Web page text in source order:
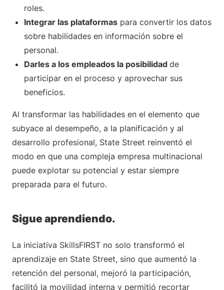
roles.
Integrar las plataformas para convertir los datos
sobre habilidades en información sobre el
personal.
Darles a los empleados la posibilidad de
participar en el proceso y aprovechar sus
beneficios.
Al transformar las habilidades en el elemento que
subyace al desempeño, a la planificación y al
desarrollo profesional, State Street reinventó el
modo en que una compleja empresa multinacional
puede explotar su potencial y estar siempre
preparada para el futuro.
Sigue aprendiendo.
La iniciativa SkillsFIRST no solo transformó el
aprendizaje en State Street, sino que aumentó la
retención del personal, mejoró la participación,
facilitó la movilidad interna y permitió recortar